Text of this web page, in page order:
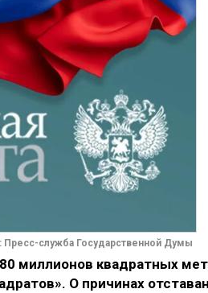
Пресс-служба Государственной Думы
миллионов квадратных
О причинах